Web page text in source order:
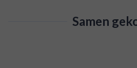
Samen